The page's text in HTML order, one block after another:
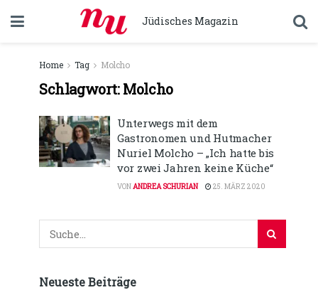
Jüdisches Magazin
Home Tag Molcho
Schlagwort:Molcho
Unterwegs mit dem
Gastronomen und Hutmacher
Nuriel Molcho – „Ich hatte bis
vor zwei Jahren keine Küche“
VONANDREA SCHURIAN 25. MÄRZ 2020
Neueste Beiträge